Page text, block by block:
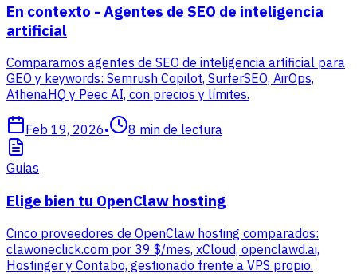
En contexto - Agentes de SEO de inteligencia
artificial
Comparamos agentes de SEO de inteligencia artificial para
GEO y keywords: Semrush Copilot, SurferSEO, AirOps,
AthenaHQ y Peec AI, con precios y límites.
Feb 19, 2026• 8 min de lectura
Guías
Elige bien tu OpenClaw hosting
Cinco proveedores de OpenClaw hosting comparados:
clawoneclick.com por 39 $/mes, xCloud, openclawd.ai,
Hostinger y Contabo, gestionado frente a VPS propio.